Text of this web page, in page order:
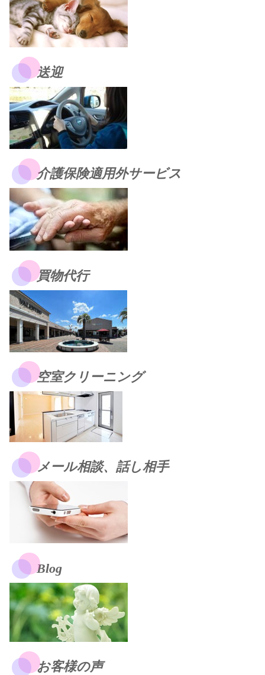
送迎
介護保険適用外サービス
買物代行
空室クリーニング
メール相談、話し相手
Blog
お客様の声